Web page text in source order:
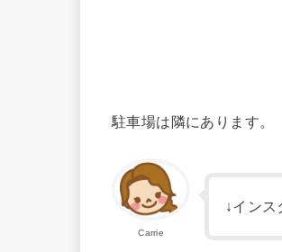
駐車場は隣にあります。
Carrie
↓インス